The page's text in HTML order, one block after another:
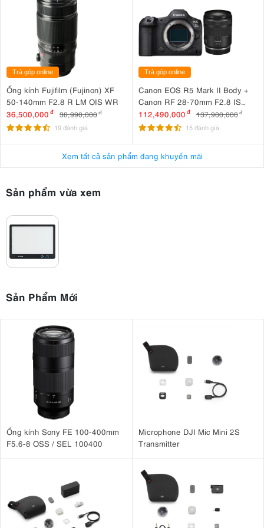
mềm mại, bảo vệ mắt
Điểm nổi bật của Amaran Verge nằm ở công nghệ
phân bố ánh sáng đồng đều trên toàn bộ bề mặt đèn. Không cần gắn
bỏ tia UV và giảm đáng kể ánh sáng xanh có hại, giúp hạn chế tình
trạng mỏi mắt khi livestream, họp trực tuyến hoặc làm việc trước màn
hình trong thời gian dài. Đây là ưu điểm rất đáng giá đối với những
người thường xuyên sáng tạo nội dung hàng giờ liên tục.
Trả góp online
Ống kính Fujifilm (Fujinon) XF
50-140mm F2.8 R LM OIS WR
36,500,000 đ 38,990,000đ
19 đánh giá
Trả góp online
Canon EOS R5 Mark II Body +
Canon RF 28-70mm F2.8 IS
STM
112,490,000 đ 137,900,000 đ
15 đánh giá
Xem tất cả sản phẩm đang khuyến mãi
Sản phẩm vừa xem
Sản Phẩm Mới
Ống kính Sony FE 100-400mm
F5.6-8 OSS / SEL 100400
Microphone DJI Mic Mini 2S
Transmitter